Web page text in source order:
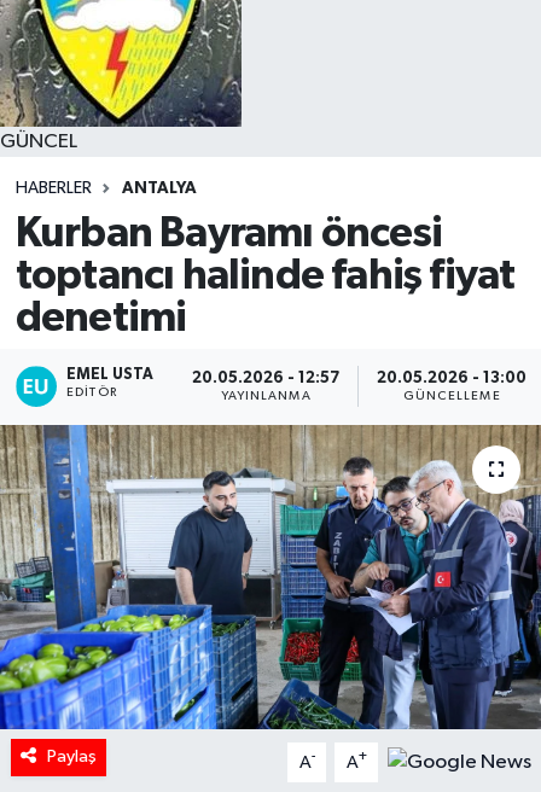
GÜNCEL
HABERLER ANTALYA
Kurban Bayramı öncesi
toptancı halinde fahiş fiyat
denetimi
EMEL USTA
EDITÖR
20.05.2026 - 12:57
YAYINLANMA
20.05.2026 - 13:00
GÜNCELLEME
Paylaş A- A+